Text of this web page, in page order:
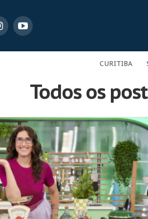
CURITIBA
Todos os